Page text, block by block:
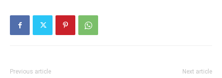
Previous article Next article